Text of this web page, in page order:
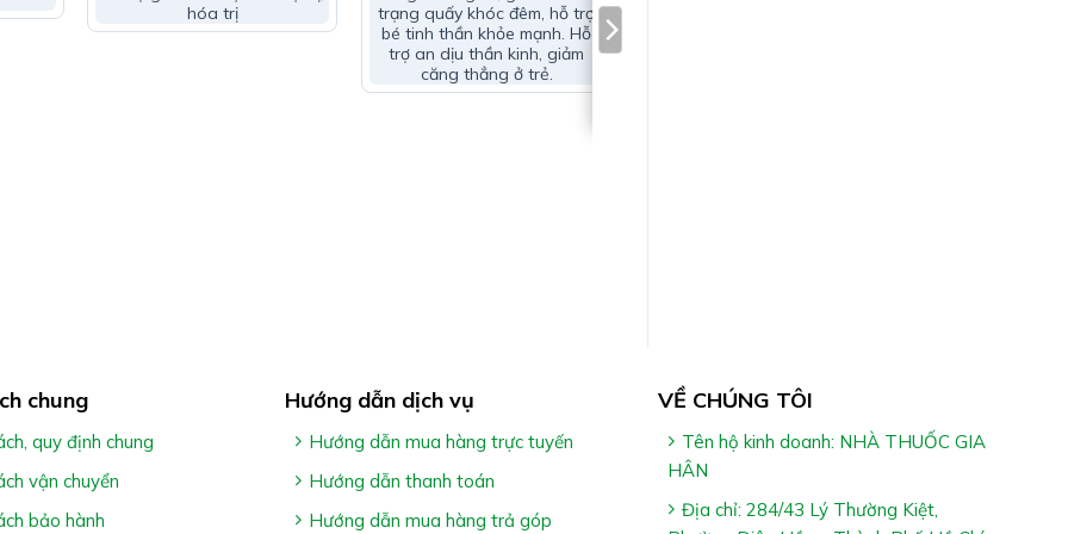
hóa trị
trạng quấy khóc đêm, hỗ trợ
bé tinh thần khỏe mạnh. Hỗ
trợ an dịu thần kinh, giảm
căng thẳng ở trẻ.
chung
quy định chung
vận chuyển
bảo hành
Hướng dẫn dịch vụ
Hướng dẫn mua hàng trực tuyến
Hướng dẫn thanh toán
Hướng dẫn mua hàng trả góp
VỀ CHÚNG TÔI
Tên hộ kinh doanh: NHÀ THUỐC GIA
HÂN
Địa chỉ: 284/43 Lý Thường Kiệt,